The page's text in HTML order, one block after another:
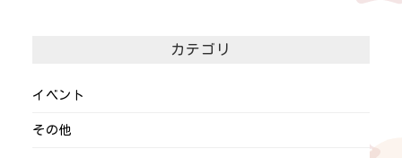
カテゴリ
イベント
その他